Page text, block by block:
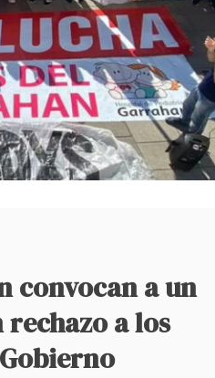
convocan a un
rechazo a los